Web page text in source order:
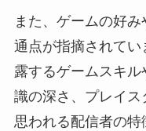
また、ゲームの好
通点が指摘されて
露するゲームスキ
識の深さ、プレイス
思われる配信者の